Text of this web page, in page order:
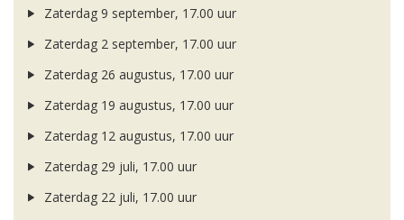
Zaterdag 9 september, 17.00 uur
Zaterdag 2 september, 17.00 uur
Zaterdag 26 augustus, 17.00 uur
Zaterdag 19 augustus, 17.00 uur
Zaterdag 12 augustus, 17.00 uur
Zaterdag 29 juli, 17.00 uur
Zaterdag 22 juli, 17.00 uur